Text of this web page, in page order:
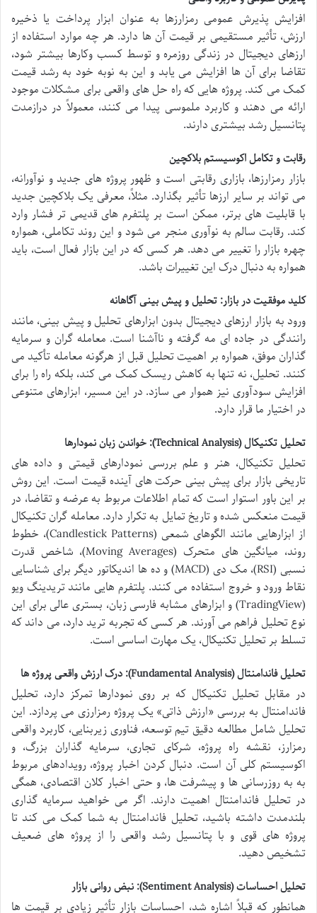
افزایش پذیرش عمومی رمزارزها به عنوان ابزار پرداخت یا ذخیره
ارزش، تأثیر مستقیمی بر قیمت آن ها دارد. هر چه موارد استفاده از
ارزهای دیجیتال در زندگی روزمره و توسط کسب وکارها بیشتر شود،
تقاضا برای آن ها افزایش می یابد و این به نوبه خود به رشد قیمت
کمک می کند. پروژه هایی که راه حل های واقعی برای مشکلات موجود
ارائه می دهند و کاربرد ملموسی پیدا می کنند، معمولاً در درازمدت
پتانسیل رشد بیشتری دارند.
رقابت و تکامل اکوسیستم بلاکچین
بازار رمزارزها، بازاری رقابتی است و ظهور پروژه های جدید و نوآورانه،
می تواند بر سایر ارزها تأثیر بگذارد. مثلاً، معرفی یک بلاکچین جدید
با قابلیت های برتر، ممکن است بر پلتفرم های قدیمی تر فشار وارد
کند. رقابت سالم به نوآوری منجر می شود و این روند تکاملی، همواره
چهره بازار را تغییر می دهد. هر کسی که در این بازار فعال است، باید
همواره به دنبال درک این تغییرات باشد.
کلید موفقیت در بازار: تحلیل و پیش بینی آگاهانه
ورود به بازار ارزهای دیجیتال بدون ابزارهای تحلیل و پیش بینی، مانند
رانندگی در جاده ای مه گرفته و ناآشنا است. معامله گران و سرمایه
گذاران موفق، همواره بر اهمیت تحلیل قبل از هرگونه معامله تأکید می
کنند. تحلیل، نه تنها به کاهش ریسک کمک می کند، بلکه راه را برای
افزایش سودآوری نیز هموار می سازد. در این مسیر، ابزارهای متنوعی
در اختیار ما قرار دارد.
تحلیل تکنیکال (Technical Analysis): خواندن زبان نمودارها
تحلیل تکنیکال، هنر و علم بررسی نمودارهای قیمتی و داده های
تاریخی بازار برای پیش بینی حرکت های آینده قیمت است. این روش
بر این باور استوار است که تمام اطلاعات مربوط به عرضه و تقاضا، در
قیمت منعکس شده و تاریخ تمایل به تکرار دارد. معامله گران تکنیکال
از ابزارهایی مانند الگوهای شمعی (Candlestick Patterns)، خطوط
روند، میانگین های متحرک (Moving Averages)، شاخص قدرت
نسبی (RSI)، مک دی (MACD) و ده ها اندیکاتور دیگر برای شناسایی
نقاط ورود و خروج استفاده می کنند. پلتفرم هایی مانند تریدینگ ویو
(TradingView) و ابزارهای مشابه فارسی زبان، بستری عالی برای این
نوع تحلیل فراهم می آورند. هر کسی که تجربه ترید دارد، می داند که
تسلط بر تحلیل تکنیکال، یک مهارت اساسی است.
تحلیل فاندامنتال (Fundamental Analysis): درک ارزش واقعی پروژه ها
در مقابل تحلیل تکنیکال که بر روی نمودارها تمرکز دارد، تحلیل
فاندامنتال به بررسی «ارزش ذاتی» یک پروژه رمزارزی می پردازد. این
تحلیل شامل مطالعه دقیق تیم توسعه، فناوری زیربنایی، کاربرد واقعی
رمزارز، نقشه راه پروژه، شرکای تجاری، سرمایه گذاران بزرگ، و
اکوسیستم کلی آن است. دنبال کردن اخبار پروژه، رویدادهای مربوط
به به روزرسانی ها و پیشرفت ها، و حتی اخبار کلان اقتصادی، همگی
در تحلیل فاندامنتال اهمیت دارند. اگر می خواهید سرمایه گذاری
بلندمدت داشته باشید، تحلیل فاندامنتال به شما کمک می کند تا
پروژه های قوی و با پتانسیل رشد واقعی را از پروژه های ضعیف
تشخیص دهید.
تحلیل احساسات (Sentiment Analysis): نبض روانی بازار
همانطور که قبلاً اشاره شد، احساسات بازار تأثیر زیادی بر قیمت ها